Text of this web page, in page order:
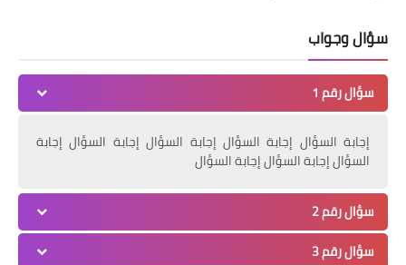
سؤال وجواب
سؤال رقم 1
إجابة السؤال إجابة السؤال إجابة السؤال إجابة السؤال إجابة
السؤال إجابة السؤال إجابة السؤال
سؤال رقم 2
سؤال رقم 3